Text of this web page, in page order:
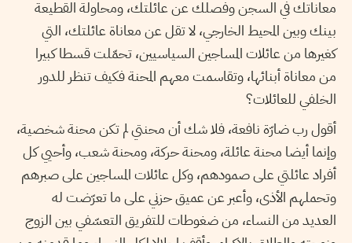
معاناتك في السجن وفصلك عن عائلتك، ومحاولة القطيعة
بينك وبين المحيط الخارجي، لا تقل عن معاناة عائلتك، التي
كغيرها من عائلات المساجين السياسيين، تحمّلت قسطا كبيرا
من معاناة أبنائها، وتقاسمت معهم المحنة فكيف تنظر للدور
الخلفي للعائلات؟
أقول رب ضارّة نافعة، فلا شك أن محنتي لم تكن محنة شخصية،
وإنما أيضا محنة عائلة، ومحنة حركة، ومحنة شعب، وأحيي كل
أفراد عائلتي على صمودهم، وكل عائلات المساجين على صبرهم
وتحملهم الأذى، وأعبر عن عميق حزني على ما تعرّضت له
العديد من النساء، من ضغوطات للتفريق التعسّفي بين الزوج